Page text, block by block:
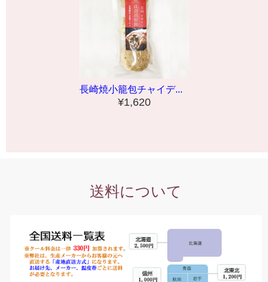
長崎焼小籠包チャイデ...
¥1,620
送料について